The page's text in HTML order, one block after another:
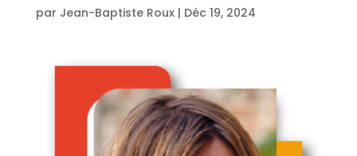
par Jean-Baptiste Roux| Déc 19, 2024